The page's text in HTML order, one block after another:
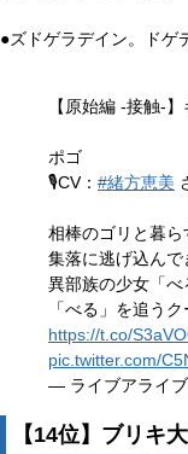
●ズドゲラデイン。ドゲ
【原始編 -接触-
ポゴ
🎙️CV： #緒方恵美
相棒のゴリと暮ら
集落に逃げ込んで
異部族の少女「べ
「べる」を追う
https://t.co/
pic.twitter.com/
— ライブアライ
【14位】ブリキ